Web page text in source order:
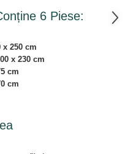
6 Piese:
x 250 cm
x 230 cm
cm
cm